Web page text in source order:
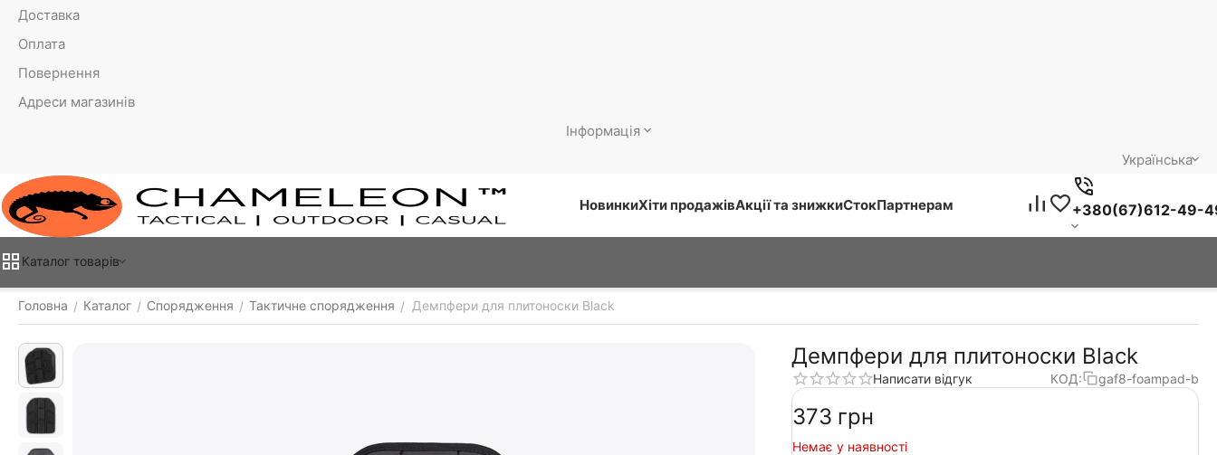
Доставка
Оплата
Повернення
Адреси магазинів
Інформація
Українська
НовинкиХіти продажівАкції та знижкиСтокПартнерам +380(67)612-49-
Каталог товарiв
Головна / Каталог / Спорядження / Тактичне спорядження / Демпфери для плитоноски Black
Демпфери для плитоноски Black
Написати відгук КОД: gaf8-foampad-b
‍373‍ грн
Немає у наявності